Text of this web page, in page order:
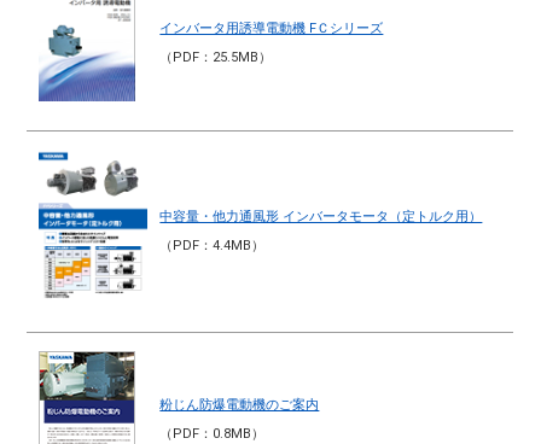
インバータ用誘導電動機 FＣシリーズ
（PDF：25.5MB）
中容量・他力通風形 インバータモータ（定トルク用）
（PDF：4.4MB）
粉じん防爆電動機のご案内
（PDF：0.8MB）